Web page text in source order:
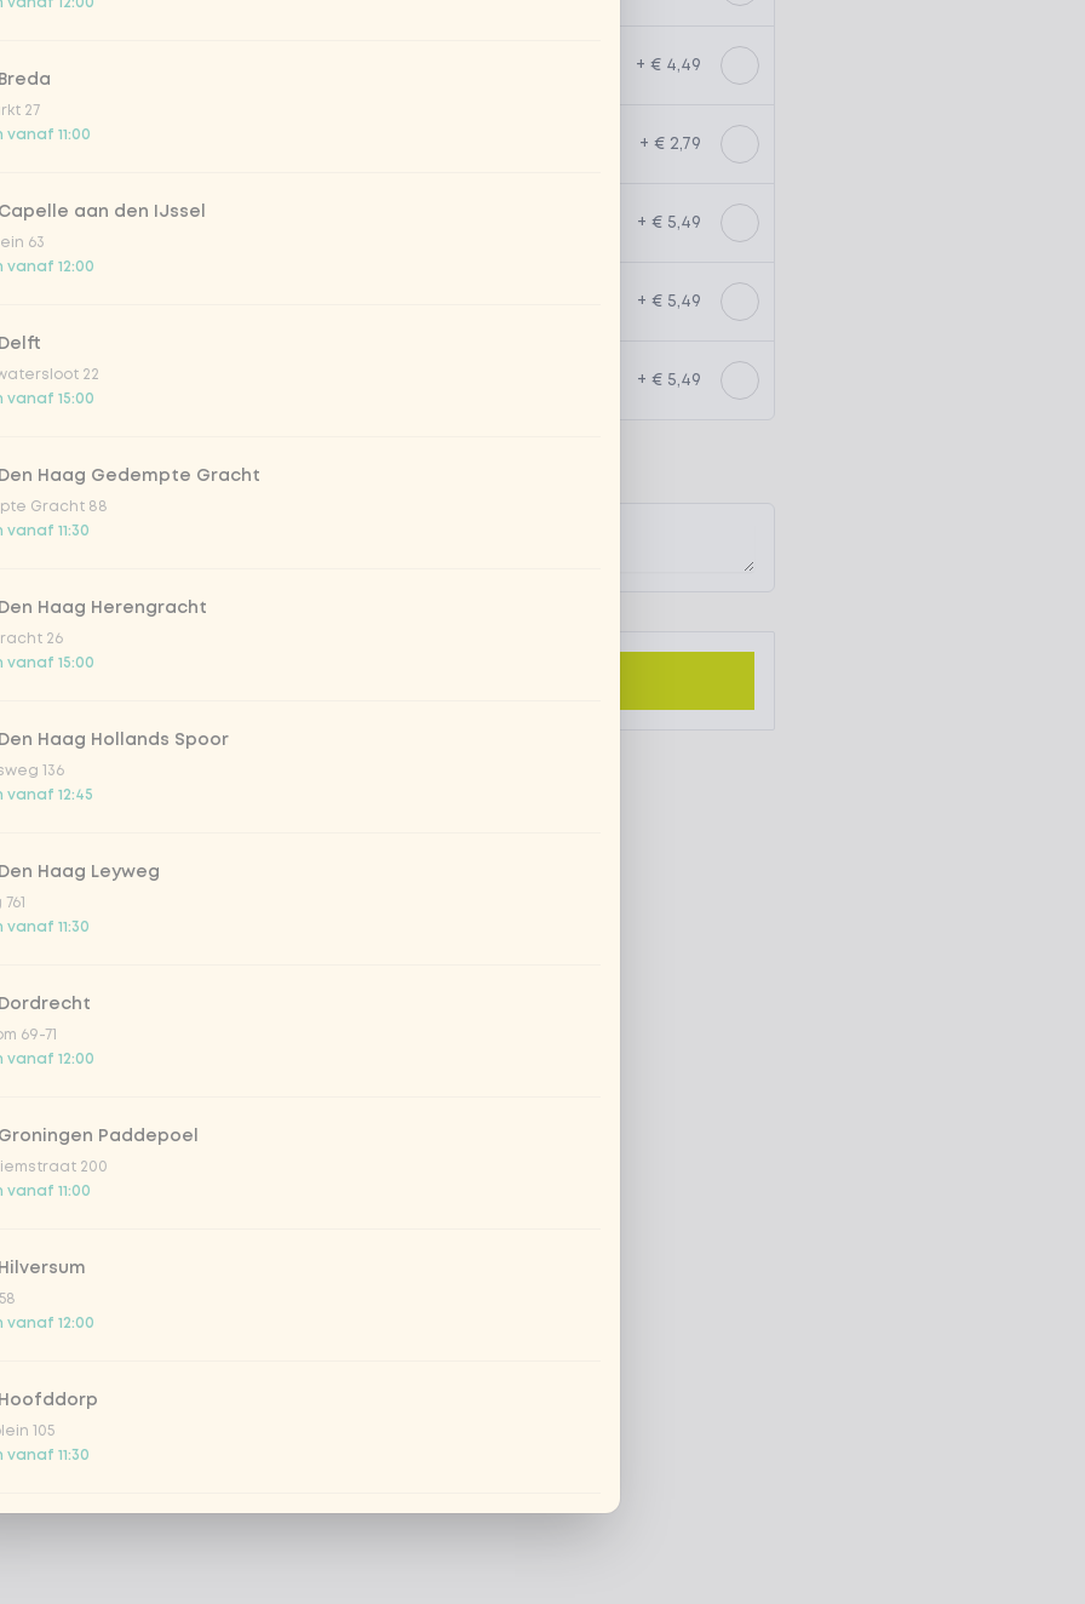
& dragon Fruit + € 4,49
zero zero 33cl + € 2,79
mango + € 5,49
+ € 5,49
+ € 5,49
vanaf 12:00
27
11:00
aan den IJssel
63
vanaf 12:00
22
vanaf 15:00
Haag Gedempte Gracht
Gracht 88
11:30
Haag Herengracht
26
vanaf 15:00
Haag Hollands Spoor
136
vanaf 12:45
Haag Leyweg
11:30
69-71
vanaf 12:00
Paddepoel
200
11:00
vanaf 12:00
105
11:30